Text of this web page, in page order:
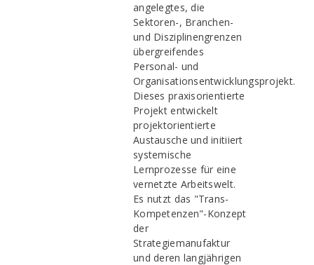
angelegtes, die
Sektoren-, Branchen-
und Disziplinengrenzen
übergreifendes
Personal- und
Organisationsentwicklungsprojekt.
Dieses praxisorientierte
Projekt entwickelt
projektorientierte
Austausche und initiiert
systemische
Lernprozesse für eine
vernetzte Arbeitswelt.
Es nutzt das "Trans-
Kompetenzen"-Konzept
der
Strategiemanufaktur
und deren langjährigen